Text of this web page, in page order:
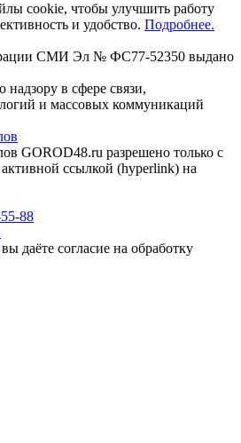
cookie, чтобы улучшить работу
и удобство. Подробнее.
СМИ Эл № ФС77-52350 выдано
в сфере связи,
и массовых коммуникаций
GOROD48.ru разрешено только с
ссылкой (hyperlink) на
88
даёте согласие на обработку